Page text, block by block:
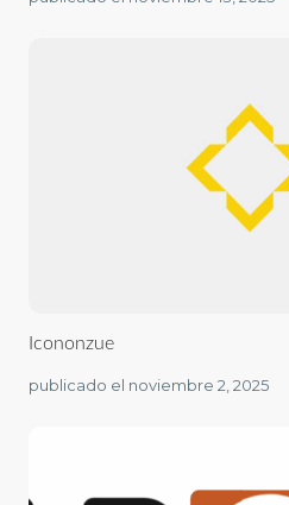
Icononzue
publicado el noviembre 2, 2025